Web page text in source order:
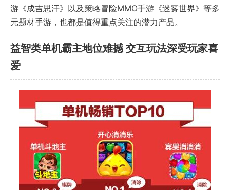
游《成吉思汗》以及策略冒险MMO手游《迷雾世界》等多
元题材手游，也都是值得重点关注的潜力产品。
益智类单机霸主地位难撼 交互玩法深受玩家喜
爱